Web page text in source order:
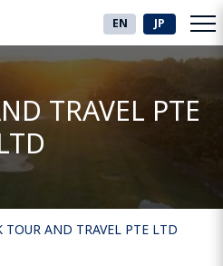
EN JP
TRAVEL PTE
TOUR AND TRAVEL PTE LTD